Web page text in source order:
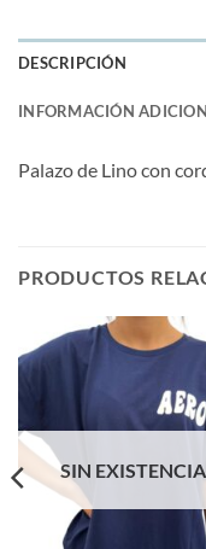
DESCRIPCIÓN
INFORMACIÓN
Palazo de Lino con
PRODUCTOS
SIN